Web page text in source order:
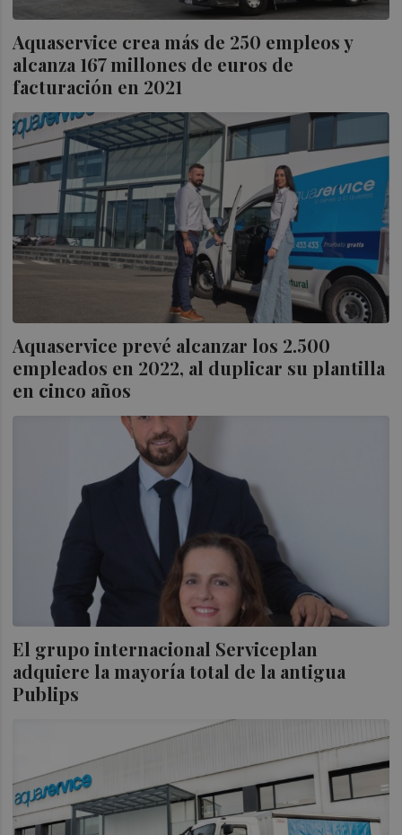
Aquaservice crea más de 250 empleos y
alcanza 167 millones de euros de
facturación en 2021
Aquaservice prevé alcanzar los 2.500
empleados en 2022, al duplicar su plantilla
en cinco años
El grupo internacional Serviceplan
adquiere la mayoría total de la antigua
Publips